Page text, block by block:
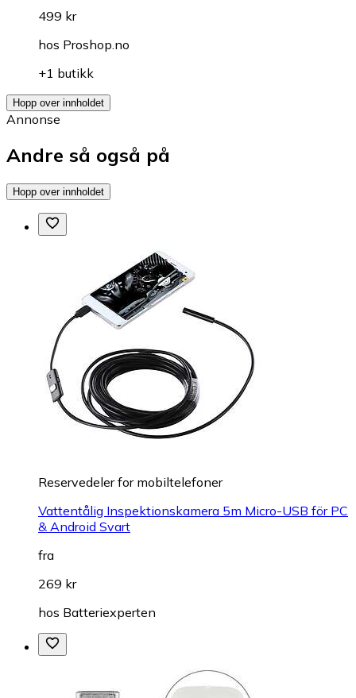
499 kr
hos Proshop.no
+1 butikk
Hopp over innholdet
Annonse
Andre så også på
Hopp over innholdet
Reservedeler for mobiltelefoner
Vattentålig Inspektionskamera 5m Micro-USB för PC
& Android Svart
fra
269 kr
hos Batteriexperten